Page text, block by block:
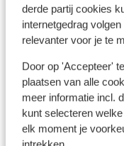
derde partij cookies
internetgedrag
relevanter voor je te
Door op 'Accepteer'
plaatsen van alle
meer informatie incl.
kunt selecteren
elk moment je
Andere
Dorada